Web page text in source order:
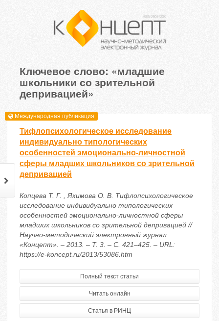
Ключевое слово: «младшие
школьники со зрительной
депривацией»
Международная публикация
Тифлопсихологическое исследование
индивидуально типологических
особенностей эмоционально-личностной
сферы младших школьников со зрительной
депривацией
Копцева Т. Г. , Якимова О. В. Тифлопсихологическое
исследование индивидуально типологических
особенностей эмоционально-личностной сферы
младших школьников со зрительной депривацией //
Научно-методический электронный журнал
«Концепт». – 2013. – Т. 3. – С. 421–425. – URL:
https://e-koncept.ru/2013/53086.htm
Полный текст статьи
Читать онлайн
Статья в РИНЦ